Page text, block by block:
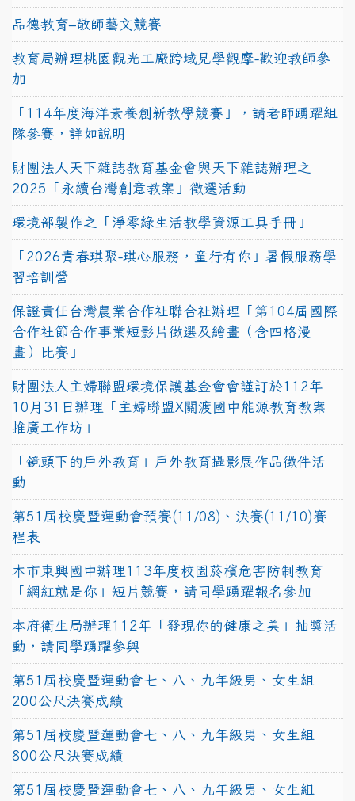
品德教育–敬師藝文競賽
教育局辦理桃園觀光工廠跨域見學觀摩-歡迎教師參
加
「114年度海洋素養創新教學競賽」，請老師踴躍組
隊參賽，詳如說明
財團法人天下雜誌教育基金會與天下雜誌辦理之
2025「永續台灣創意教案」徵選活動
環境部製作之「淨零綠生活教學資源工具手冊」
「2026青春琪聚-琪心服務，童行有你」暑假服務學
習培訓營
保證責任台灣農業合作社聯合社辦理「第104屆國際
合作社節合作事業短影片徵選及繪畫（含四格漫
畫）比賽」
財團法人主婦聯盟環境保護基金會會謹訂於112年
10月31日辦理「主婦聯盟X關渡國中能源教育教案
推廣工作坊」
「鏡頭下的戶外教育」戶外教育攝影展作品徵件活
動
第51屆校慶暨運動會預賽(11/08)、決賽(11/10)賽
程表
本市東興國中辦理113年度校園菸檳危害防制教育
「網紅就是你」短片競賽，請同學踴躍報名參加
本府衛生局辦理112年「發現你的健康之美」抽獎活
動，請同學踴躍參與
第51屆校慶暨運動會七、八、九年級男、女生組
200公尺決賽成績
第51屆校慶暨運動會七、八、九年級男、女生組
800公尺決賽成績
第51屆校慶暨運動會七、八、九年級男、女生組